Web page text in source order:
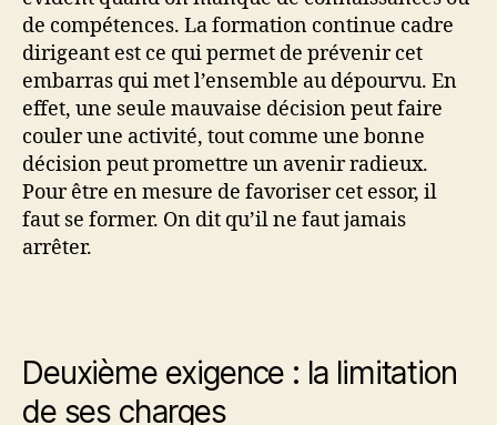
de compétences. La formation continue cadre
dirigeant est ce qui permet de prévenir cet
embarras qui met l’ensemble au dépourvu. En
effet, une seule mauvaise décision peut faire
couler une activité, tout comme une bonne
décision peut promettre un avenir radieux.
Pour être en mesure de favoriser cet essor, il
faut se former. On dit qu’il ne faut jamais
arrêter.
Deuxième exigence : la limitation
de ses charges